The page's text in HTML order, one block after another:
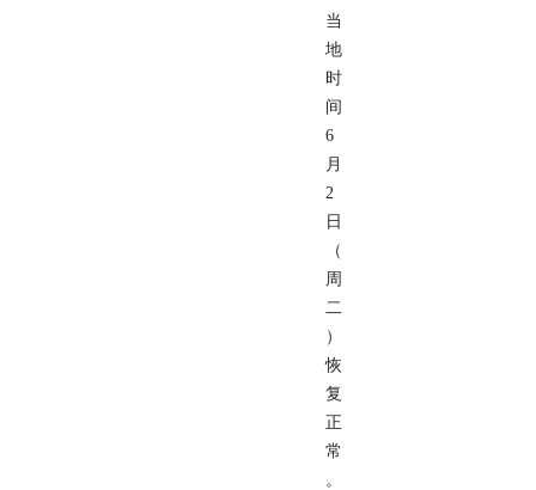
当
地
时
间
6
月
2
日
（
周
二
）
恢
复
正
常
。